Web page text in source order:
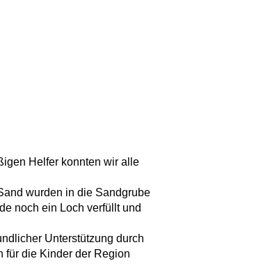
Helfer konnten wir alle
wurden in die Sandgrube
noch ein Loch verfüllt und
Unterstützung durch
für die Kinder der Region